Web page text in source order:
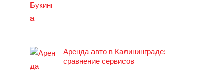
Аренда авто в Калининграде:
сравнение сервисов